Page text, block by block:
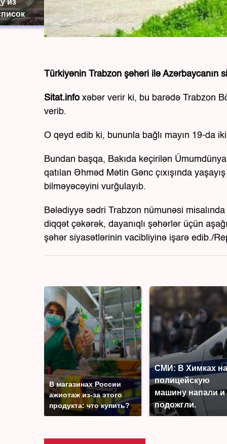
из
Türkiyənin Trabzon şəhəri ilə Azərbaycanın
Sitat.info xəbər verir ki, bu barədə Trabzon
verib.
O qeyd edib ki, bununla bağlı mayın 19-da
Bundan başqa, Bakıda keçirilən
qatılan Əhməd Mətin Gənc çıxışında
bilməyəcəyini vurğulayıb.
Bələdiyyə sədri Trabzon nümunəsi
diqqət çəkərək, dayanıqlı şəhərlər üçün
şəhər siyasətlərinin vacibliyinə işarə edib./
В магазинах России
ажиотаж из-за этого
продукта: что купить?
СМИ: В Химках на
полицейскую
машину напали и
подожгли.